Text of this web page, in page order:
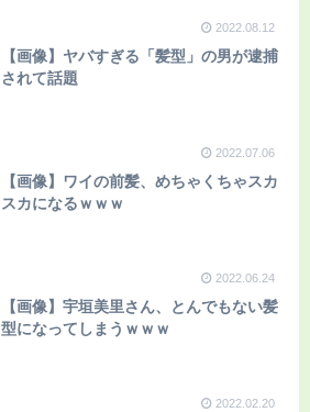
2022.08.12
【画像】ヤバすぎる「髪型」の男が逮捕
されて話題
2022.07.06
【画像】ワイの前髪、めちゃくちゃスカ
スカになるｗｗｗ
2022.06.24
【画像】宇垣美里さん、とんでもない髪
型になってしまうｗｗｗ
2022.02.20